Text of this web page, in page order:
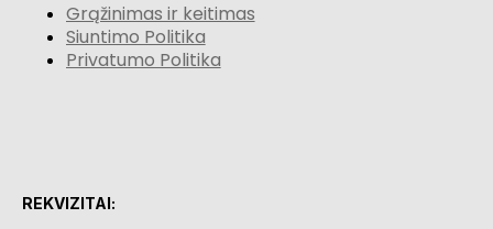
Grąžinimas ir keitimas
Siuntimo Politika
Privatumo Politika
REKVIZITAI: